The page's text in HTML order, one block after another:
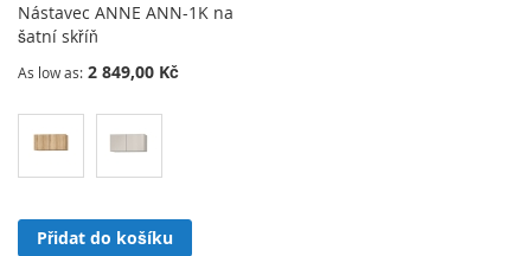
Nástavec ANNE ANN-1K na
šatní skříň
As low as 2 849,00 Kč
Přidat do košíku